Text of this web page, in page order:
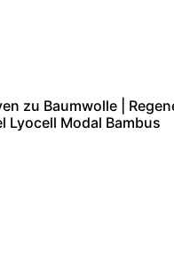
zu Baumwolle |
Lyocell Modal Bambus